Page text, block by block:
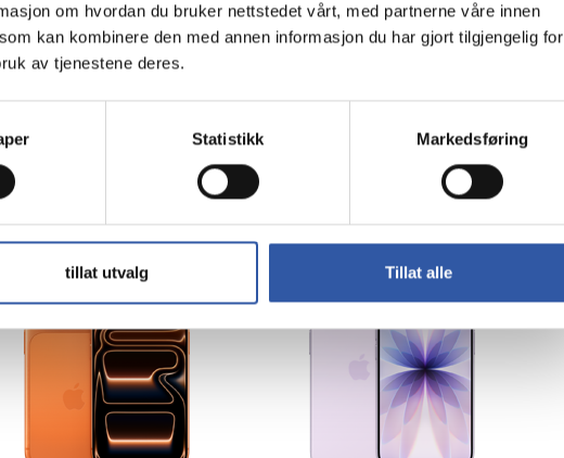
om hvordan du bruker nettstedet vårt, med partnerne våre innen
kan kombinere den med annen informasjon du har gjort tilgjengelig for
av tjenestene deres.
Statistikk Markedsføring
tillat utvalg Tillat alle